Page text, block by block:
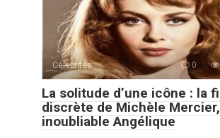
Célébrités 0
La solitude d’une icône : la
discrète de Michèle Mercier,
inoubliable Angélique